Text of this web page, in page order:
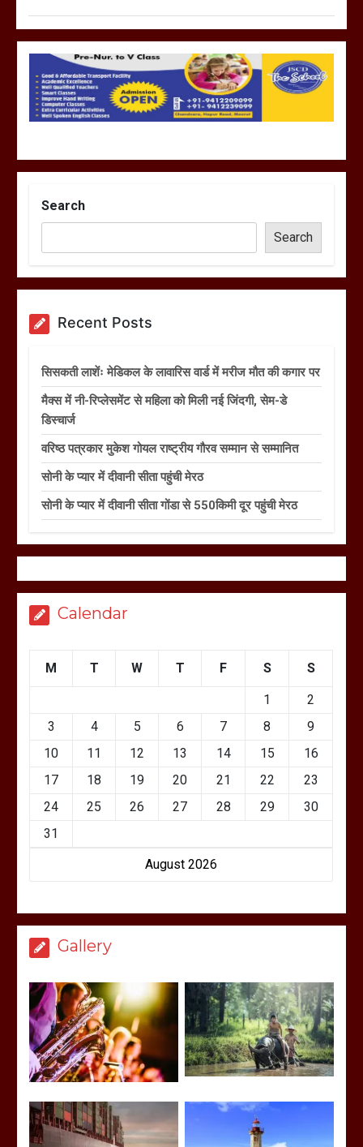
Search
Search
Recent Posts
सिसकती लाशेंः मेडिकल के लावारिस वार्ड में मरीज मौत की कगार पर
मैक्स में नी-रिप्लेसमेंट से महिला को मिली नई जिंदगी, सेम-डे
डिस्चार्ज
वरिष्ठ पत्रकार मुकेश गोयल राष्ट्रीय गौरव सम्मान से सम्मानित
सोनी के प्यार में दीवानी सीता पहुंची मेरठ
सोनी के प्यार में दीवानी सीता गोंडा से 550किमी दूर पहुंची मेरठ
Calendar
August 2026
M T W T F S S
1
2
3
4 5 6 7 8
9
10
11 12 13 14 15
16
17
18 19 20 21 22
23
24
25 26 27 28 29
30
31
Gallery